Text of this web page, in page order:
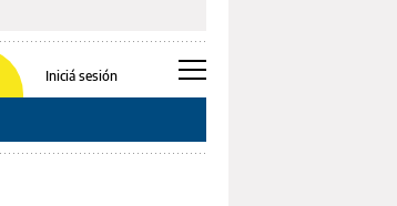
Iniciá sesión